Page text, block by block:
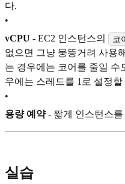
다.
•
vCPU - EC2 인스턴스의 코
없으면 그냥 뭉뜽거려 사용
는 경우에는 코어를 줄일 수
우에는 스레드를 1로 설정할
•
용량 예약- 짧게 인스턴스를
실습